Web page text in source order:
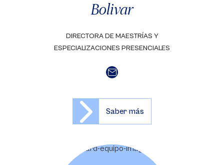
Bolivar
DIRECTORA DE MAESTRÍAS Y
ESPECIALIZACIONES PRESENCIALES
Saber más